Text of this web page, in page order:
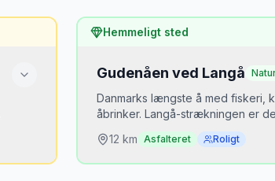
Hemmeligt sted
Gudenåen ved Langå
Danmarks længste å med fiskeri,
åbrinker. Langå-strækningen er
12 km Asfalteret Roligt